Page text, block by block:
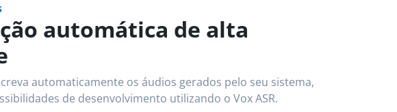
automática de alta
automaticamente os áudios gerados pelo seu sistema,
de desenvolvimento utilizando o Vox ASR.